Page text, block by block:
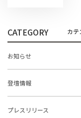
CATEGORY
お知らせ
登壇情報
プレスリリース